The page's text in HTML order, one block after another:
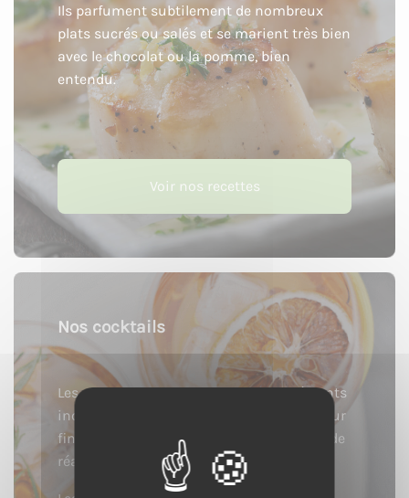
Ils parfument subtilement de nombreux
plats sucrés ou salés et se marient très bien
avec le chocolat ou la pomme, bien
entendu.
Voir nos recettes
Nos cocktails
Les produits cidricoles sont des ingrédients
incroyables pour réaliser des cocktails. Leur
finesse et leurs arômes vous permettent de
réaliser des cocktails élégants et fruités.